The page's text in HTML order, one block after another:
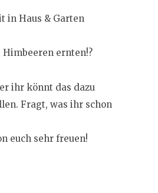
in Haus & Garten
ernten!?
ihr könnt das dazu
Fragt, was ihr schon
euch sehr freuen!